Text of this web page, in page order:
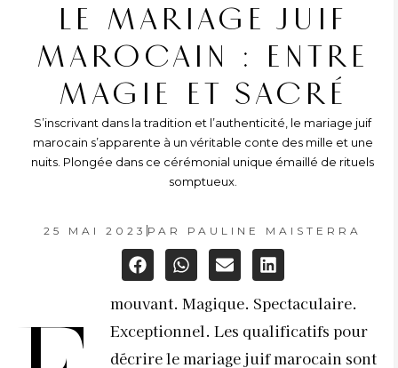
LE MARIAGE JUIF
MAROCAIN : ENTRE
MAGIE ET SACRÉ
S’inscrivant dans la tradition et l’authenticité, le mariage juif
marocain s’apparente à un véritable conte des mille et une
nuits. Plongée dans ce cérémonial unique émaillé de rituels
somptueux.
25 MAI 2023 PAR PAULINE MAISTERRA
mouvant. Magique. Spectaculaire.
Exceptionnel. Les qualificatifs pour
décrire le mariage juif marocain sont